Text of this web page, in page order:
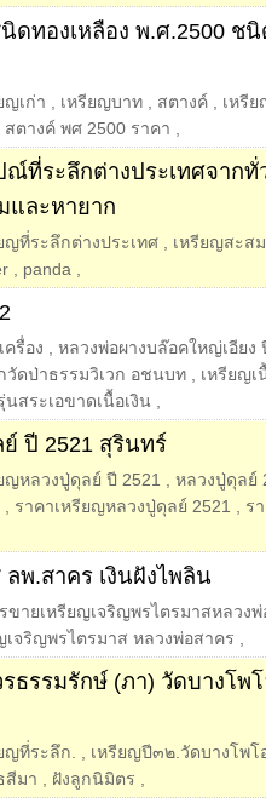
ทองเหลือง พ.ศ.2500 ชนิ
ญเก่า เหรียญบาท สตางค์
เหรี
สตางค์ พศ 2500 ราคา
ที่ระลึกต่างประเทศจากทั่
และหายาก
ญที่ระลึกต่างประเทศ
เหรียญสะสม
panda
ครื่อง
หลวงพ่อผางบล๊อคใหญ่เอียง
วัดป่าธรรมวิเวก อชนบท
เหรียญเ
นสระเอขาดเนื้อเงิน
ปี 2521 สุรินทร์
ญหลวงปู่ดุลย์ ปี 2521
หลวงปู่ดุลย์
ราคาเหรียญหลวงปู่ดุลย์ 2521
ร
พ.สาคร เงินฝังไพลิน
ขายเหรียญเจริญพรไตรมาสหลวง
เจริญพรไตรมาส หลวงพ่อสาคร
ธรรมรักษ์ (ภา) วัดบางโพ
ญที่ระลึก.
เหรียญปี๓๒.วัดบางโพโ
สีมา ฝังลูกนิมิตร